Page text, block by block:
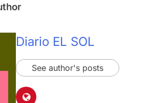
Diario EL SOL
See author's posts